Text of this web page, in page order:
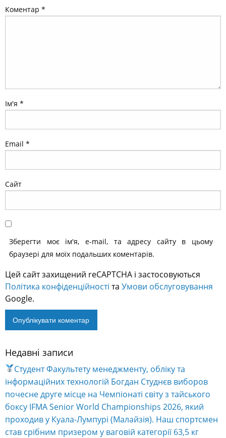
Коментар *
Ім'я *
Email *
Сайт
Зберегти моє ім'я, e-mail, та адресу сайту в цьому
браузері для моїх подальших коментарів.
Цей сайт захищений reCAPTCHA і застосовуються
Політика конфіденційності та Умови обслуговування
Google.
Alternative:
Недавні записи
Студент Факультету менеджменту, обліку та
інформаційних технологій Богдан Студнєв виборов
почесне друге місце на Чемпіонаті світу з тайського
боксу IFMA Senior World Championships 2026, який
проходив у Куала-Лумпурі (Малайзія). Наш спортсмен
став срібним призером у ваговій категорії 63,5 кг